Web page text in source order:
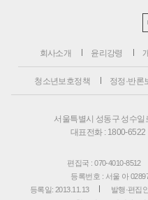
회사소개 윤리강령
청소년보호정책 정정·반론
서울특별시 성동구 성수
대표전화 : 1800-6522
편집국 : 070-4010-8512
등록번호 : 서울 아
등록일: 2013.11.13
발행·편집